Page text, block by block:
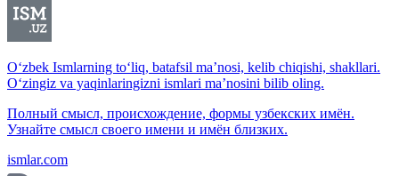
O‘zbek Ismlarning to‘liq, batafsil ma’nosi, kelib chiqishi, shakllari.
O‘zingiz va yaqinlaringizni ismlari ma’nosini bilib oling.
Полный смысл, происхождение, формы узбекских имён.
Узнайте смысл своего имени и имён близких.
ismlar.com